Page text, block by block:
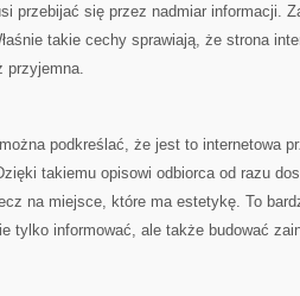
przebijać się przez nadmiar informacji.
takie cechy sprawiają, że strona
przyjemna.
podkreślać, że jest to internetowa
takiemu opisowi odbiorca od razu
na miejsce, które ma estetykę. To
tylko informować, ale także budować